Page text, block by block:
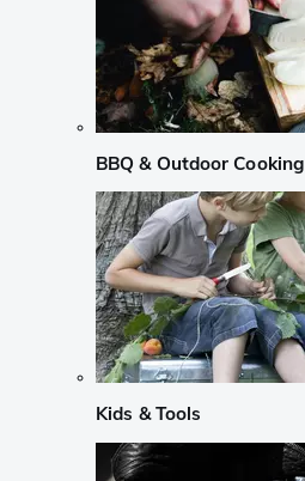
BBQ & Outdoor Cooking
Kids & Tools